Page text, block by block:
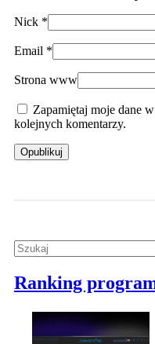
Nick *
Email *
Strona www
Zapamiętaj moje dane
kolejnych komentarzy.
Ranking